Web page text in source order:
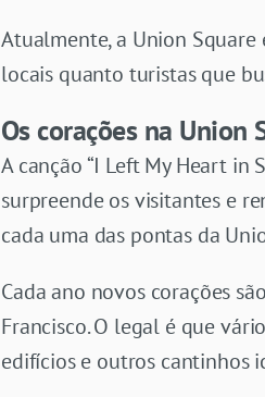
Atualmente, a Union
locais quanto turistas que
Os corações na Union
A canção “I Left My Heart in
surpreende os visitantes e
cada uma das pontas da
Cada ano novos corações
Francisco. O legal é que
edifícios e outros cantinhos